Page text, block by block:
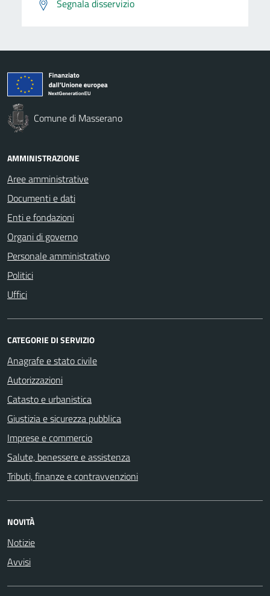
Segnala disservizio
Comune di Masserano
AMMINISTRAZIONE
Aree amministrative
Documenti e dati
Enti e fondazioni
Organi di governo
Personale amministrativo
Politici
Uffici
CATEGORIE DI SERVIZIO
Anagrafe e stato civile
Autorizzazioni
Catasto e urbanistica
Giustizia e sicurezza pubblica
Imprese e commercio
Salute, benessere e assistenza
Tributi, finanze e contravvenzioni
NOVITÀ
Notizie
Avvisi